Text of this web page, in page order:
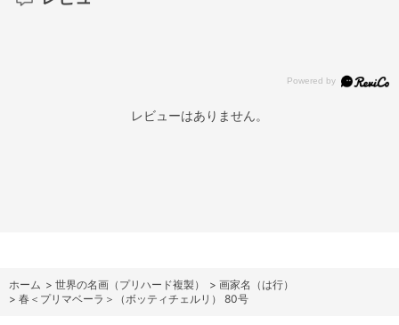
レビューはありません。
ホーム > 世界の名画（プリハード複製） > 画家名（は行）
> 春＜プリマベーラ＞（ボッティチェルリ） 80号